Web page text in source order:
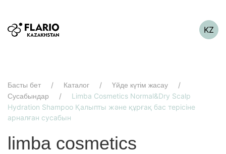
KZ
Басты бет Каталог
Үйде күтім жасау
Сусабындар
Limba Cosmetics Normal&Dry Scalp
Hydration Shampoo Қалыпты және құрғақ бас терісіне
арналған сусабын
limba cosmetics